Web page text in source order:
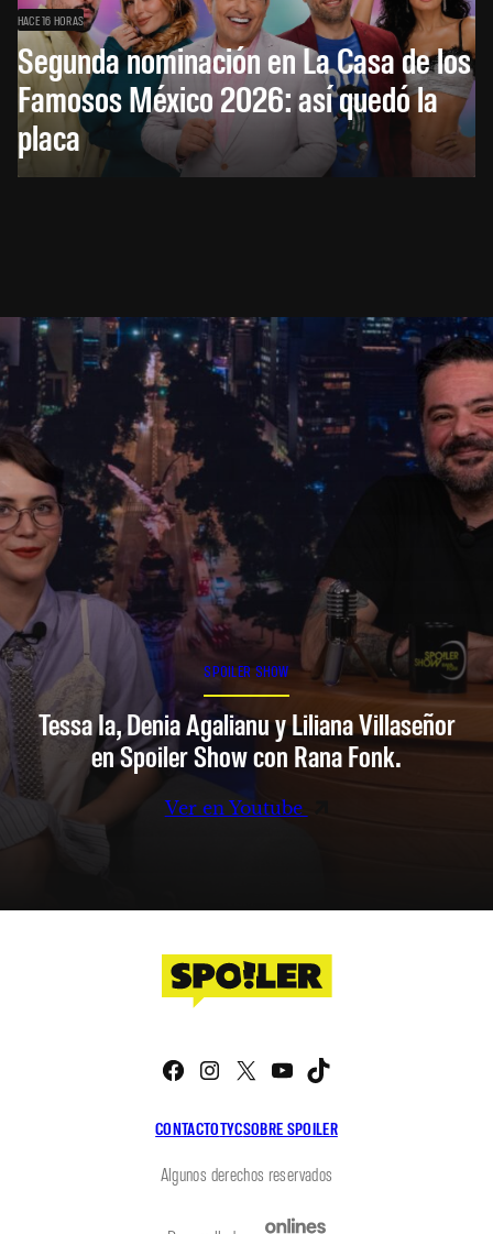
HACE 16 HORAS
Segunda nominación en La Casa de los
Famosos México 2026: así quedó la
placa
SPOILER SHOW
Tessa Ia, Denia Agalianu y Liliana Villaseñor
en Spoiler Show con Rana Fonk.
Ver en Youtube
CONTACTOTYCSOBRE SPOILER
Facebook
Instagram
X YouTube
Algunos derechos reservados